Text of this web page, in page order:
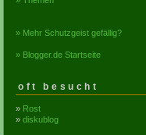
» Mehr Schutzgeist gefällig?
» Blogger.de Startseite
oft besucht
» Rost
» diskublog